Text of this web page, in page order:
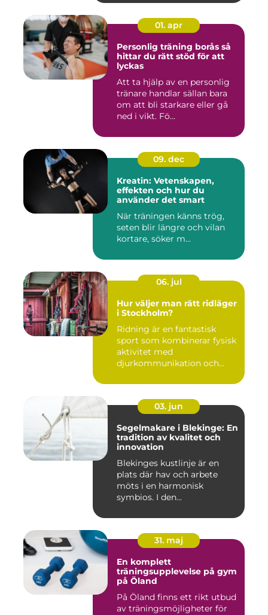
01. apr
Personlig träning borås så
hittar du rätt stöd för att
lyckas
Att ta hjälp av en personlig
tränare handlar sällan bara
om att bli starkare eller gå
ned i vikt. Fö...
09. dec
Kreatin: Vetenskapen,
effekten och hur du
använder det smart
När träningen känns trög,
seten blir längre och vilan
kortare, söker m...
06. jul
Hur väljer man rätt ridläger
i Stockholm?
Ridning är en fantastisk
sport som kombinerar fysisk
aktivitet med
djurkommunikation och
03. jun
Segelmakare i Blekinge: En
tradition av kvalitet och
innovation
Blekinges kustlinje är en
plats där hav och arbete
möts i en harmonisk
symbios. I den...
31. maj
En komplett
träningsupplevelse på gym
på Öland
På Öland finns ett rikt utbud
av träningsmöjligheter för